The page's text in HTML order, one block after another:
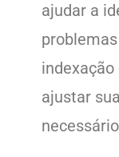
ajudar a
ajustar